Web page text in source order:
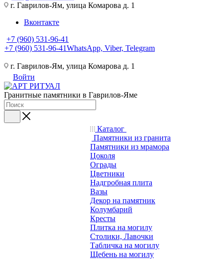
г. Гаврилов-Ям, улица Комарова д. 1
Вконтакте
+7 (960) 531-96-41
+7 (960) 531-96-41WhatsApp, Viber, Telegram
г. Гаврилов-Ям, улица Комарова д. 1
Войти
Гранитные памятники в Гаврилов-Яме
Каталог
Памятники из гранита
Памятники из мрамора
Цоколя
Ограды
Цветники
Надгробная плита
Вазы
Декор на памятник
Колумбарий
Кресты
Плитка на могилу
Столики, Лавочки
Табличка на могилу
Щебень на могилу